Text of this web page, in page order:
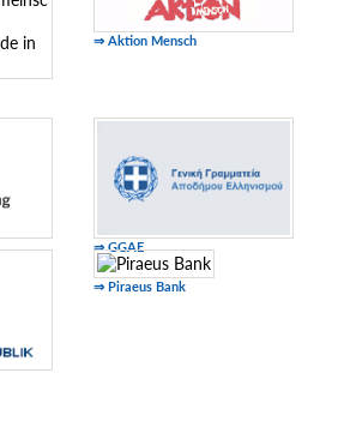
⇒ Aktion Mensch
⇒ GGAE
⇒ Piraeus Bank